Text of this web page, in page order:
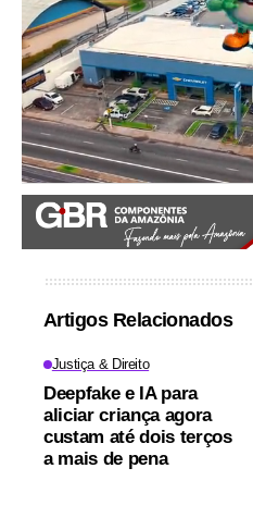
Artigos Relacionados
Justiça & Direito
Deepfake e IA para
aliciar criança agora
custam até dois terços
a mais de pena